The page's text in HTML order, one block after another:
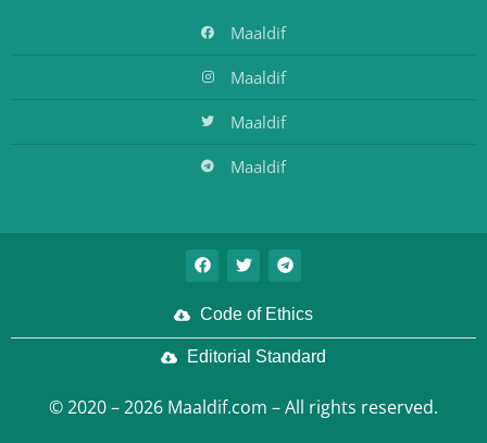
Maaldif
Maaldif
Maaldif
Maaldif
Code of Ethics
Editorial Standard
© 2020 – 2026 Maaldif.com – All rights reserved.